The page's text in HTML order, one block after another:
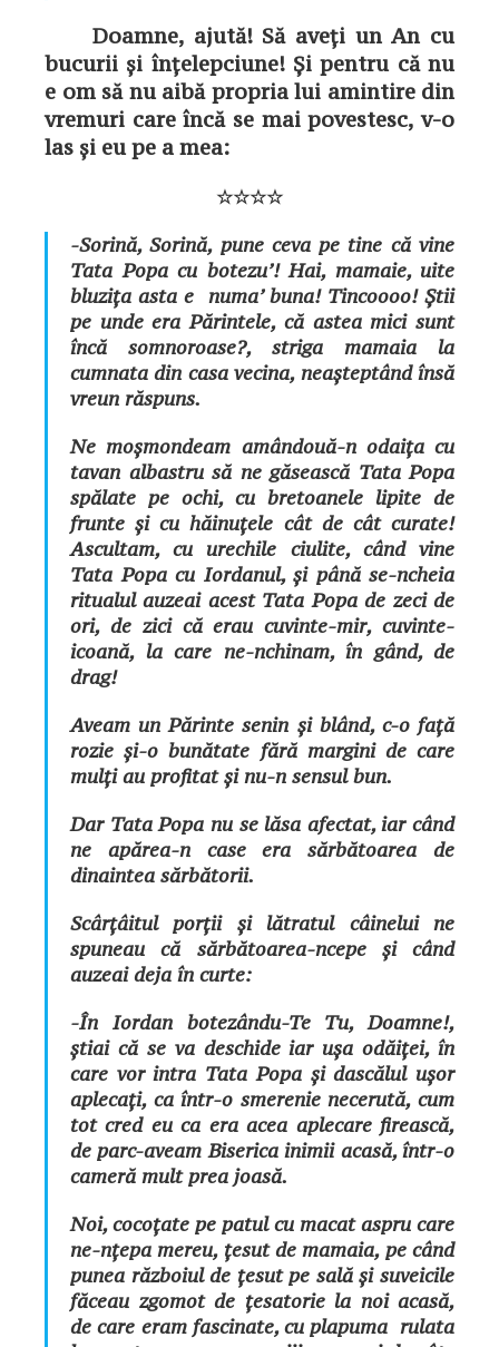
Doamne, ajută! Să aveți un An cu
bucurii și înțelepciune! Și pentru că nu
e om să nu aibă propria lui amintire din
vremuri care încă se mai povestesc, v-o
las și eu pe a mea:
☆☆☆☆
-Sorină, Sorină, pune ceva pe tine că vine
Tata Popa cu botezu’! Hai, mamaie, uite
bluzița asta e numa’ buna! Tincoooo! Știi
pe unde era Părintele, că astea mici sunt
încă somnoroase?, striga mamaia la
cumnata din casa vecina, neașteptând însă
vreun răspuns.
Ne moșmondeam amândouă-n odaița cu
tavan albastru să ne găsească Tata Popa
spălate pe ochi, cu bretoanele lipite de
frunte și cu hăinuțele cât de cât curate!
Ascultam, cu urechile ciulite, când vine
Tata Popa cu Iordanul, și până se-ncheia
ritualul auzeai acest Tata Popa de zeci de
ori, de zici că erau cuvinte-mir, cuvinte-
icoană, la care ne-nchinam, în gând, de
drag!
Aveam un Părinte senin și blând, c-o față
rozie și-o bunătate fără margini de care
mulți au profitat și nu-n sensul bun.
Dar Tata Popa nu se lăsa afectat, iar când
ne apărea-n case era sărbătoarea de
dinaintea sărbătorii.
Scârțâitul porții și lătratul câinelui ne
spuneau că sărbătoarea-ncepe și când
auzeai deja în curte:
-În Iordan botezându-Te Tu, Doamne!,
știai că se va deschide iar ușa odăiței, în
care vor intra Tata Popa și dascălul ușor
aplecați, ca într-o smerenie necerută, cum
tot cred eu ca era acea aplecare firească,
de parc-aveam Biserica inimii acasă, într-o
cameră mult prea joasă.
Noi, cocoțate pe patul cu macat aspru care
ne-nțepa mereu, țesut de mamaia, pe când
punea războiul de țesut pe sală și suveicile
făceau zgomot de țesatorie la noi acasă,
de care eram fascinate, cu plapuma rulata